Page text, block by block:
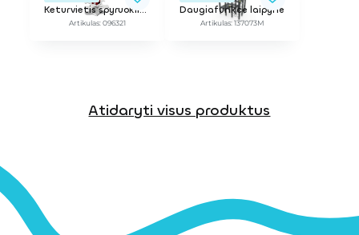
Keturvietis spyruokliukas "Boružėlė"
Artikulas: 096321
Daugiafunkcė laipynė
Artikulas: 137073M
Atidaryti visus produktus